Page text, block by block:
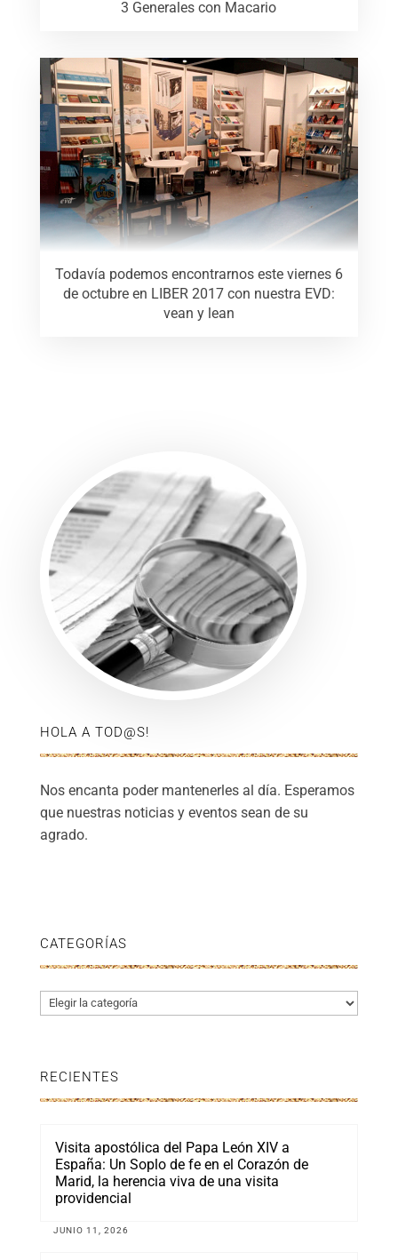
3 Generales con Macario
Todavía podemos encontrarnos este viernes 6
de octubre en LIBER 2017 con nuestra EVD:
vean y lean
HOLA A TOD@S!
Nos encanta poder mantenerles al día. Esperamos
que nuestras noticias y eventos sean de su
agrado.
CATEGORÍAS
Categorías
RECIENTES
Visita apostólica del Papa León XIV a
España: Un Soplo de fe en el Corazón de
Marid, la herencia viva de una visita
providencial
JUNIO 11, 2026